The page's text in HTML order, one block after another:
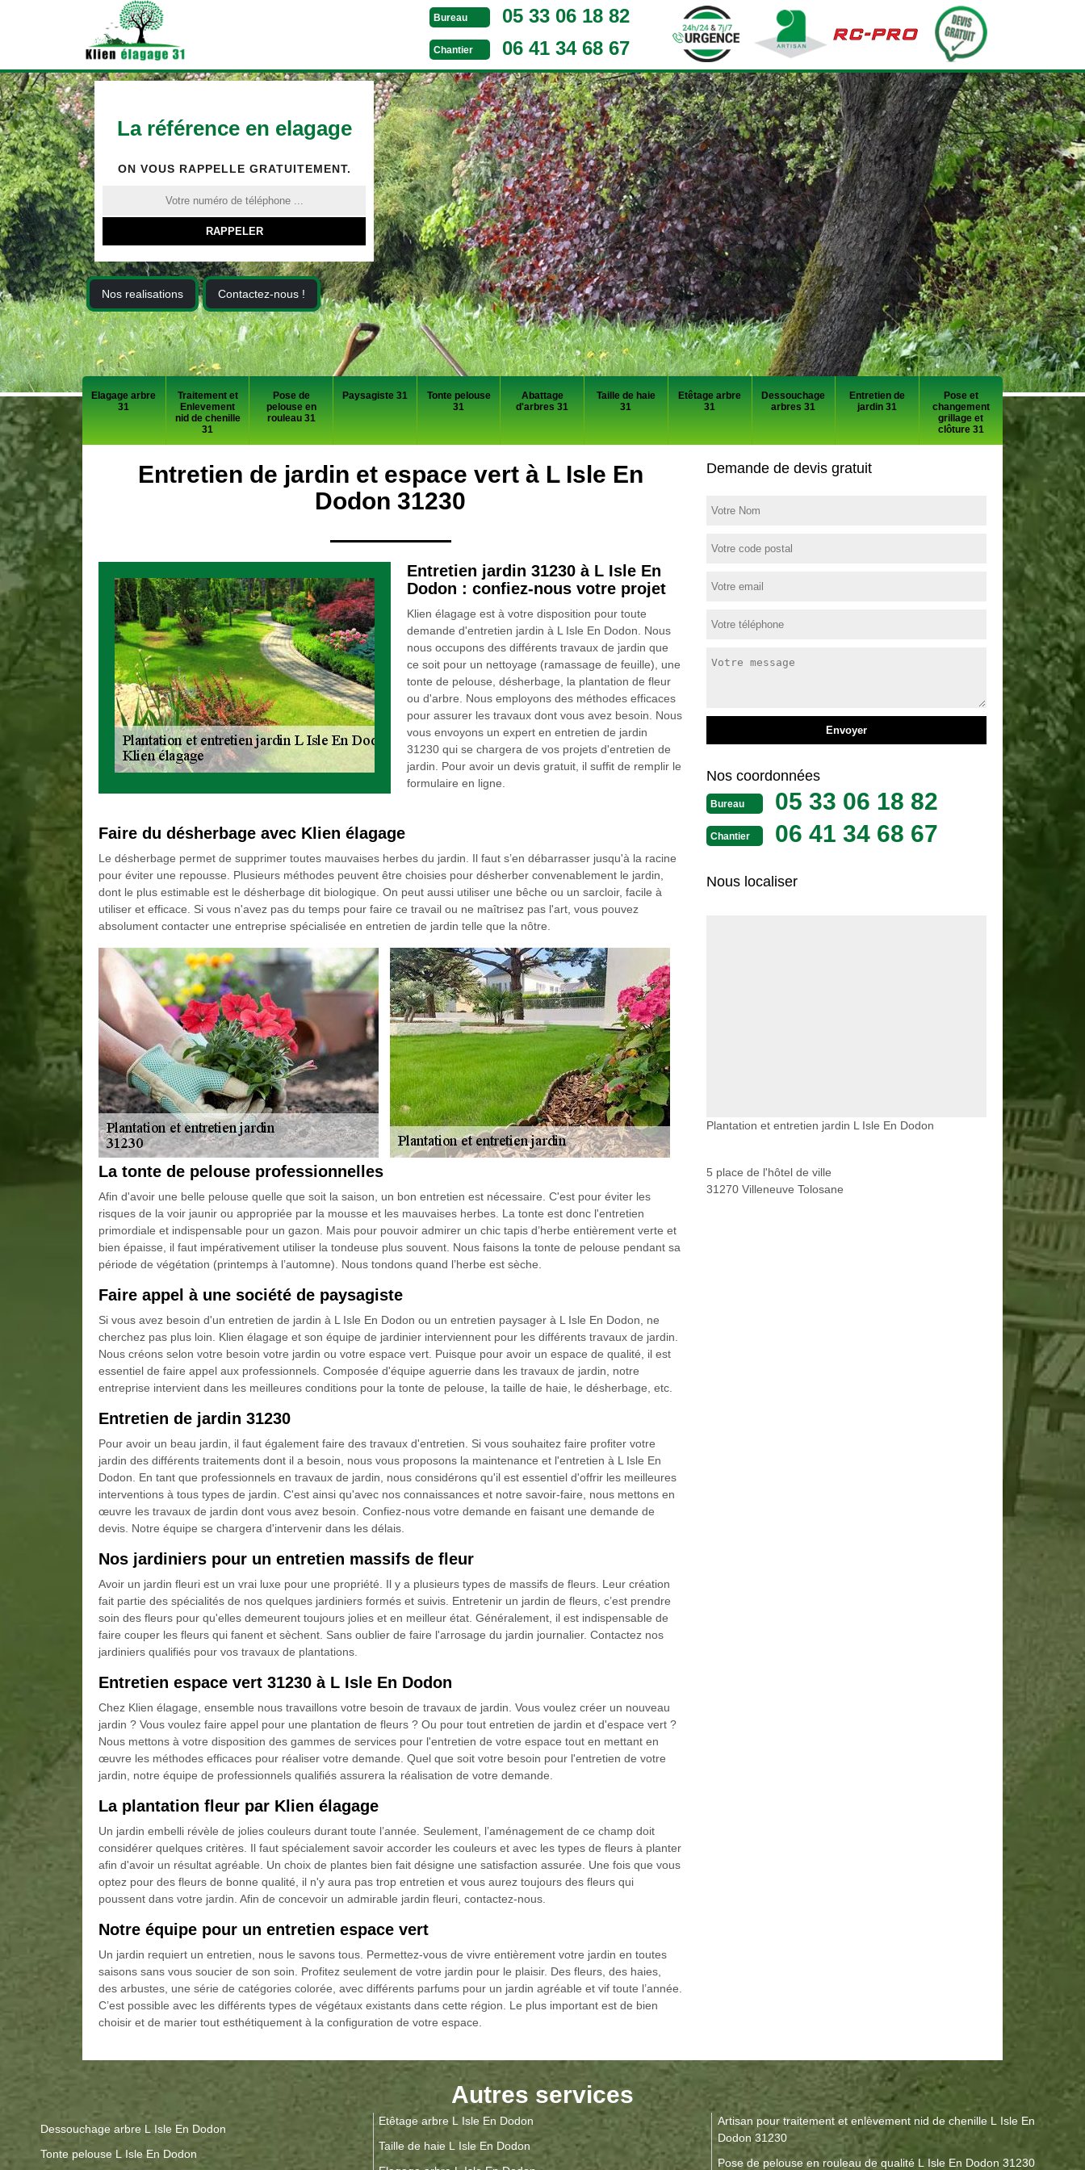
Bureau 05 33 06 18 82
Chantier 06 41 34 68 67
La référence en elagage
ON VOUS RAPPELLE GRATUITEMENT.
Nos realisations Contactez-nous !
Elagage arbre
31
Traitement et
Enlevement
nid de chenille
31
Pose de
pelouse en
rouleau 31
Paysagiste 31
Tonte pelouse
31
Abattage
d'arbres 31
Taille de haie
31
Etêtage arbre
31
Dessouchage
arbres 31
Entretien de
jardin 31
Pose et
changement
grillage et
clôture 31
Entretien de jardin et espace vert à L Isle En
Dodon 31230
Entretien jardin 31230 à L Isle En
Dodon : confiez-nous votre projet
Klien élagage est à votre disposition pour toute
demande d'entretien jardin à L Isle En Dodon. Nous
nous occupons des différents travaux de jardin que
ce soit pour un nettoyage (ramassage de feuille), une
tonte de pelouse, désherbage, la plantation de fleur
ou d'arbre. Nous employons des méthodes efficaces
pour assurer les travaux dont vous avez besoin. Nous
vous envoyons un expert en entretien de jardin
31230 qui se chargera de vos projets d'entretien de
jardin. Pour avoir un devis gratuit, il suffit de remplir le
formulaire en ligne.
Faire du désherbage avec Klien élagage
Le désherbage permet de supprimer toutes mauvaises herbes du jardin. Il faut s’en débarrasser jusqu'à la racine
pour éviter une repousse. Plusieurs méthodes peuvent être choisies pour désherber convenablement le jardin,
dont le plus estimable est le désherbage dit biologique. On peut aussi utiliser une bêche ou un sarcloir, facile à
utiliser et efficace. Si vous n'avez pas du temps pour faire ce travail ou ne maîtrisez pas l'art, vous pouvez
absolument contacter une entreprise spécialisée en entretien de jardin telle que la nôtre.
La tonte de pelouse professionnelles
Afin d'avoir une belle pelouse quelle que soit la saison, un bon entretien est nécessaire. C'est pour éviter les
risques de la voir jaunir ou appropriée par la mousse et les mauvaises herbes. La tonte est donc l'entretien
primordiale et indispensable pour un gazon. Mais pour pouvoir admirer un chic tapis d’herbe entièrement verte et
bien épaisse, il faut impérativement utiliser la tondeuse plus souvent. Nous faisons la tonte de pelouse pendant sa
période de végétation (printemps à l’automne). Nous tondons quand l’herbe est sèche.
Faire appel à une société de paysagiste
Si vous avez besoin d'un entretien de jardin à L Isle En Dodon ou un entretien paysager à L Isle En Dodon, ne
cherchez pas plus loin. Klien élagage et son équipe de jardinier interviennent pour les différents travaux de jardin.
Nous créons selon votre besoin votre jardin ou votre espace vert. Puisque pour avoir un espace de qualité, il est
essentiel de faire appel aux professionnels. Composée d'équipe aguerrie dans les travaux de jardin, notre
entreprise intervient dans les meilleures conditions pour la tonte de pelouse, la taille de haie, le désherbage, etc.
Entretien de jardin 31230
Pour avoir un beau jardin, il faut également faire des travaux d'entretien. Si vous souhaitez faire profiter votre
jardin des différents traitements dont il a besoin, nous vous proposons la maintenance et l'entretien à L Isle En
Dodon. En tant que professionnels en travaux de jardin, nous considérons qu'il est essentiel d'offrir les meilleures
interventions à tous types de jardin. C'est ainsi qu'avec nos connaissances et notre savoir-faire, nous mettons en
œuvre les travaux de jardin dont vous avez besoin. Confiez-nous votre demande en faisant une demande de
devis. Notre équipe se chargera d'intervenir dans les délais.
Nos jardiniers pour un entretien massifs de fleur
Avoir un jardin fleuri est un vrai luxe pour une propriété. Il y a plusieurs types de massifs de fleurs. Leur création
fait partie des spécialités de nos quelques jardiniers formés et suivis. Entretenir un jardin de fleurs, c’est prendre
soin des fleurs pour qu'elles demeurent toujours jolies et en meilleur état. Généralement, il est indispensable de
faire couper les fleurs qui fanent et sèchent. Sans oublier de faire l'arrosage du jardin journalier. Contactez nos
jardiniers qualifiés pour vos travaux de plantations.
Entretien espace vert 31230 à L Isle En Dodon
Chez Klien élagage, ensemble nous travaillons votre besoin de travaux de jardin. Vous voulez créer un nouveau
jardin ? Vous voulez faire appel pour une plantation de fleurs ? Ou pour tout entretien de jardin et d'espace vert ?
Nous mettons à votre disposition des gammes de services pour l'entretien de votre espace tout en mettant en
œuvre les méthodes efficaces pour réaliser votre demande. Quel que soit votre besoin pour l'entretien de votre
jardin, notre équipe de professionnels qualifiés assurera la réalisation de votre demande.
La plantation fleur par Klien élagage
Un jardin embelli révèle de jolies couleurs durant toute l’année. Seulement, l’aménagement de ce champ doit
considérer quelques critères. Il faut spécialement savoir accorder les couleurs et avec les types de fleurs à planter
afin d'avoir un résultat agréable. Un choix de plantes bien fait désigne une satisfaction assurée. Une fois que vous
optez pour des fleurs de bonne qualité, il n'y aura pas trop entretien et vous aurez toujours des fleurs qui
poussent dans votre jardin. Afin de concevoir un admirable jardin fleuri, contactez-nous.
Notre équipe pour un entretien espace vert
Un jardin requiert un entretien, nous le savons tous. Permettez-vous de vivre entièrement votre jardin en toutes
saisons sans vous soucier de son soin. Profitez seulement de votre jardin pour le plaisir. Des fleurs, des haies,
des arbustes, une série de catégories colorée, avec différents parfums pour un jardin agréable et vif toute l’année.
C’est possible avec les différents types de végétaux existants dans cette région. Le plus important est de bien
choisir et de marier tout esthétiquement à la configuration de votre espace.
Demande de devis gratuit
Nos coordonnées
Bureau 05 33 06 18 82
Chantier 06 41 34 68 67
Nous localiser
Plantation et entretien jardin L Isle En Dodon
5 place de l'hôtel de ville
31270 Villeneuve Tolosane
Autres services
Dessouchage arbre L Isle En Dodon
Tonte pelouse L Isle En Dodon
Etêtage arbre L Isle En Dodon
Taille de haie L Isle En Dodon
Artisan pour traitement et enlèvement nid de chenille L Isle En
Dodon 31230
Pose de pelouse en rouleau de qualité L Isle En Dodon 31230